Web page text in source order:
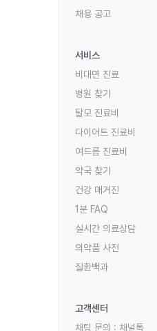
채용 공고
서비스
비대면 진료
병원 찾기
탈모 진료비
다이어트 진료비
여드름 진료비
약국 찾기
건강 매거진
1분 FAQ
실시간 의료상담
의약품 사전
질환백과
고객센터
채팅 문의 : 채널톡